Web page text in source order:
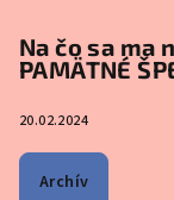
Na čo sa ma
PAMÄTNÉ
20.02.2024
Archív